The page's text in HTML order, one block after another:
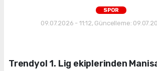
SPOR
09.07.2026 - 11:12, Güncelleme:
Trendyol 1. Lig ekiplerinden